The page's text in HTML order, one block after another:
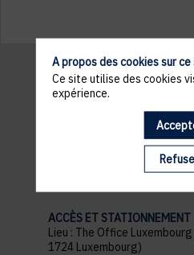
pratiques
ACCÈS ET STATIONNEMENT
Lieu : The Office
1724 Luxembourg)
A propos des cookies sur
Ce site utilise des cookies
expérience.